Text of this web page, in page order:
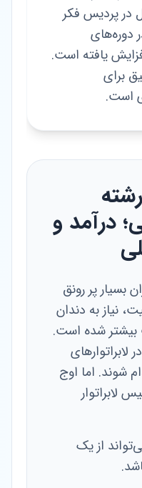
در پردیس فکر
دوره‌های
در سال ۱۴۰۵ افزایش یافته است.
برای
است.
درآمد و
بسیار پر رونق
نیاز به دندان
بیشتر شده است.
لابراتوارهای
شوند. اما اوج
لابراتوار
از یک